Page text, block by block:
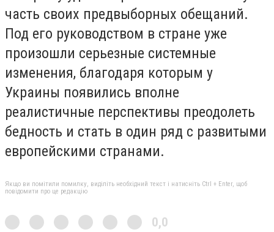
часть своих предвыборных обещаний.
Под его руководством в стране уже
произошли серьезные системные
изменения, благодаря которым у
Украины появились вполне
реалистичные перспективы преодолеть
бедность и стать в один ряд с развитыми
европейскими странами.
Якщо ви помітили помилку, виділіть необхідний текст і натисніть Ctrl + Enter, щоб
повідомити про це редакцію
0,0